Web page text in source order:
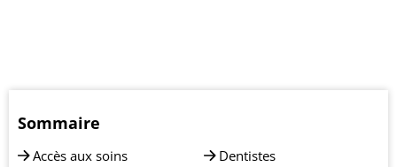
Sommaire
Accès aux soins
Dentistes